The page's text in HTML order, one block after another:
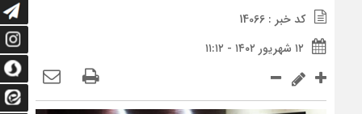
کد خبر : 14066
۱۲ شهریور ۱۴۰۲ - ۱۱:۱۲